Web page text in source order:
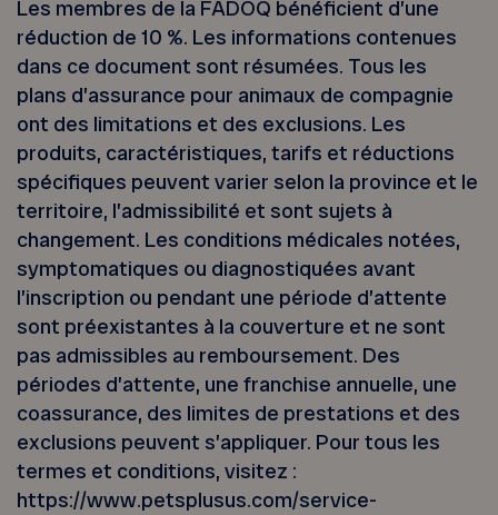
Les membres de la FADOQ bénéficient d’une
réduction de 10 %. Les informations contenues
dans ce document sont résumées. Tous les
plans d’assurance pour animaux de compagnie
ont des limitations et des exclusions. Les
produits, caractéristiques, tarifs et réductions
spécifiques peuvent varier selon la province et le
territoire, l’admissibilité et sont sujets à
changement. Les conditions médicales notées,
symptomatiques ou diagnostiquées avant
l’inscription ou pendant une période d’attente
sont préexistantes à la couverture et ne sont
pas admissibles au remboursement. Des
périodes d’attente, une franchise annuelle, une
coassurance, des limites de prestations et des
exclusions peuvent s’appliquer. Pour tous les
termes et conditions, visitez :
https://www.petsplusus.com/service-